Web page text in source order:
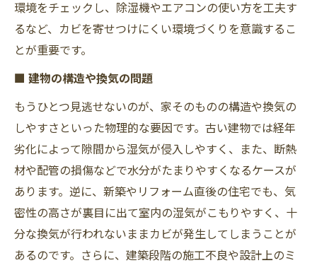
環境をチェックし、除湿機やエアコンの使い方を工夫す
るなど、カビを寄せつけにくい環境づくりを意識するこ
とが重要です。
■ 建物の構造や換気の問題
もうひとつ見逃せないのが、家そのものの構造や換気の
しやすさといった物理的な要因です。古い建物では経年
劣化によって隙間から湿気が侵入しやすく、また、断熱
材や配管の損傷などで水分がたまりやすくなるケースが
あります。逆に、新築やリフォーム直後の住宅でも、気
密性の高さが裏目に出て室内の湿気がこもりやすく、十
分な換気が行われないままカビが発生してしまうことが
あるのです。さらに、建築段階の施工不良や設計上のミ